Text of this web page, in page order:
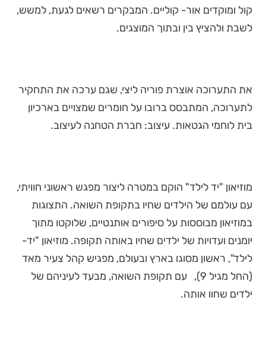
קול ומוקדים אור- קוליים. המבקרים רשאים לגעת, למשש,
לשבת ולהציץ בין ובתוך המוצגים.
את התערוכה אוצרת פוריה ליצי, שגם ערכה את התחקיר
לתערוכה, המתבסס ברובו על חומרים שמצויים בארכיון
בית לוחמי הגטאות. עיצוב: חברת הטחנה לעיצוב.
מוזיאון "יד לילד" הוקם במטרה ליצור מפגש ראשוני חוויתי,
עם עולמם של הילדים שחיו בתקופת השואה. התצוגות
במוזיאון מבוססות על סיפורים אותנטיים, שלוקטו מתוך
יומנים ועדויות של ילדים שחיו באותה תקופה. מוזיאון "יד-
לילד", ראשון מסוגו בארץ ובעולם, מפגיש קהל צעיר מאד
(החל מגיל 9), עם תקופת השואה, מבעד לעיניהם של
ילדים שחוו אותה.